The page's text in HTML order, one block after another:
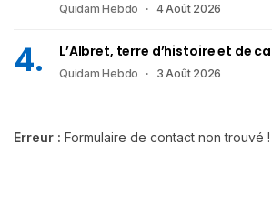
Quidam Hebdo 4 Août 2026
L’Albret, terre d’histoire et de
Quidam Hebdo 3 Août 2026
Erreur : Formulaire de contact non trouvé !